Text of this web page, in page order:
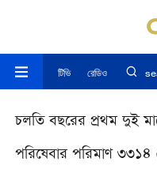
টিভি রেডিও
চলতি বছরের প্রথম দুই
পরিষেবার পরিমাণ ৩৩১৪